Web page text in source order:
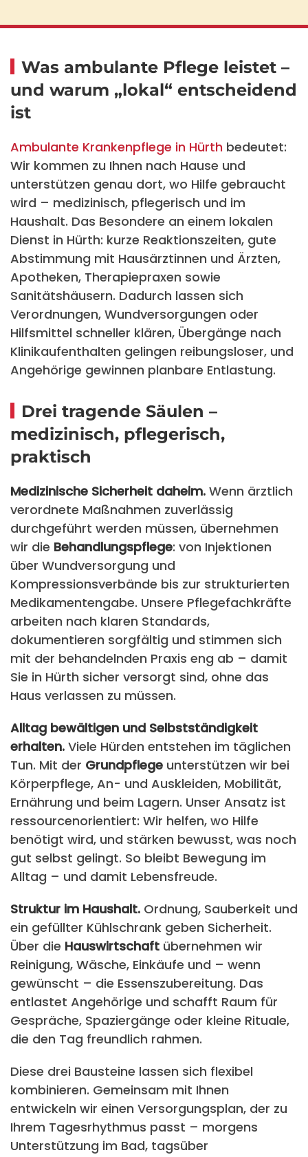
Was ambulante Pflege leistet –
und warum „lokal“ entscheidend
ist
Ambulante Krankenpflege in Hürth bedeutet:
Wir kommen zu Ihnen nach Hause und
unterstützen genau dort, wo Hilfe gebraucht
wird – medizinisch, pflegerisch und im
Haushalt. Das Besondere an einem lokalen
Dienst in Hürth: kurze Reaktionszeiten, gute
Abstimmung mit Hausärztinnen und Ärzten,
Apotheken, Therapiepraxen sowie
Sanitätshäusern. Dadurch lassen sich
Verordnungen, Wundversorgungen oder
Hilfsmittel schneller klären, Übergänge nach
Klinikaufenthalten gelingen reibungsloser, und
Angehörige gewinnen planbare Entlastung.
Drei tragende Säulen –
medizinisch, pflegerisch,
praktisch
Medizinische Sicherheit daheim. Wenn ärztlich
verordnete Maßnahmen zuverlässig
durchgeführt werden müssen, übernehmen
wir die Behandlungspflege: von Injektionen
über Wundversorgung und
Kompressionsverbände bis zur strukturierten
Medikamentengabe. Unsere Pflegefachkräfte
arbeiten nach klaren Standards,
dokumentieren sorgfältig und stimmen sich
mit der behandelnden Praxis eng ab – damit
Sie in Hürth sicher versorgt sind, ohne das
Haus verlassen zu müssen.
Alltag bewältigen und Selbstständigkeit
erhalten. Viele Hürden entstehen im täglichen
Tun. Mit der Grundpflege unterstützen wir bei
Körperpflege, An- und Auskleiden, Mobilität,
Ernährung und beim Lagern. Unser Ansatz ist
ressourcenorientiert: Wir helfen, wo Hilfe
benötigt wird, und stärken bewusst, was noch
gut selbst gelingt. So bleibt Bewegung im
Alltag – und damit Lebensfreude.
Struktur im Haushalt. Ordnung, Sauberkeit und
ein gefüllter Kühlschrank geben Sicherheit.
Über die Hauswirtschaft übernehmen wir
Reinigung, Wäsche, Einkäufe und – wenn
gewünscht – die Essenszubereitung. Das
entlastet Angehörige und schafft Raum für
Gespräche, Spaziergänge oder kleine Rituale,
die den Tag freundlich rahmen.
Diese drei Bausteine lassen sich flexibel
kombinieren. Gemeinsam mit Ihnen
entwickeln wir einen Versorgungsplan, der zu
Ihrem Tagesrhythmus passt – morgens
Unterstützung im Bad, tagsüber